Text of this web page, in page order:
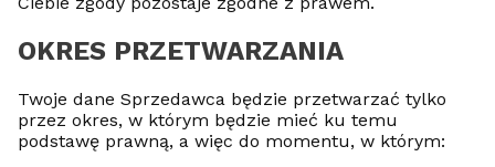
OKRES PRZETWARZANIA
Twoje dane Sprzedawca będzie przetwarzać tylko
przez okres, w którym będzie mieć ku temu
podstawę prawną, a więc do momentu, w którym: